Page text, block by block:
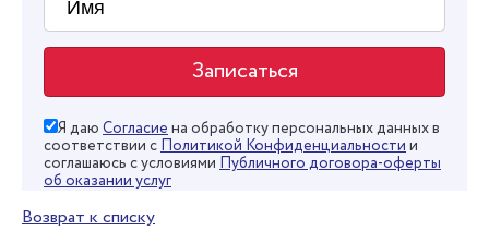
Я даю Согласиена обработку персональных данных в
соответствии сПолитикой Конфиденциальностии
соглашаюсь с условиями Публичного договора-оферты
об оказании услуг
Возврат к списку